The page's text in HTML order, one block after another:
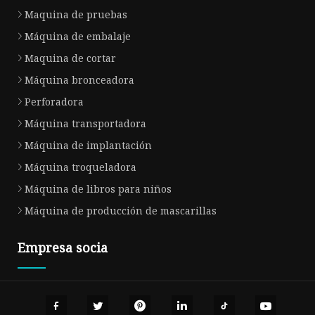
Maquina de pruebas
Máquina de embalaje
Maquina de cortar
Máquina bronceadora
Perforadora
Máquina transportadora
Máquina de implantación
Máquina troqueladora
Máquina de libros para niños
Máquina de producción de mascarillas
Empresa socia